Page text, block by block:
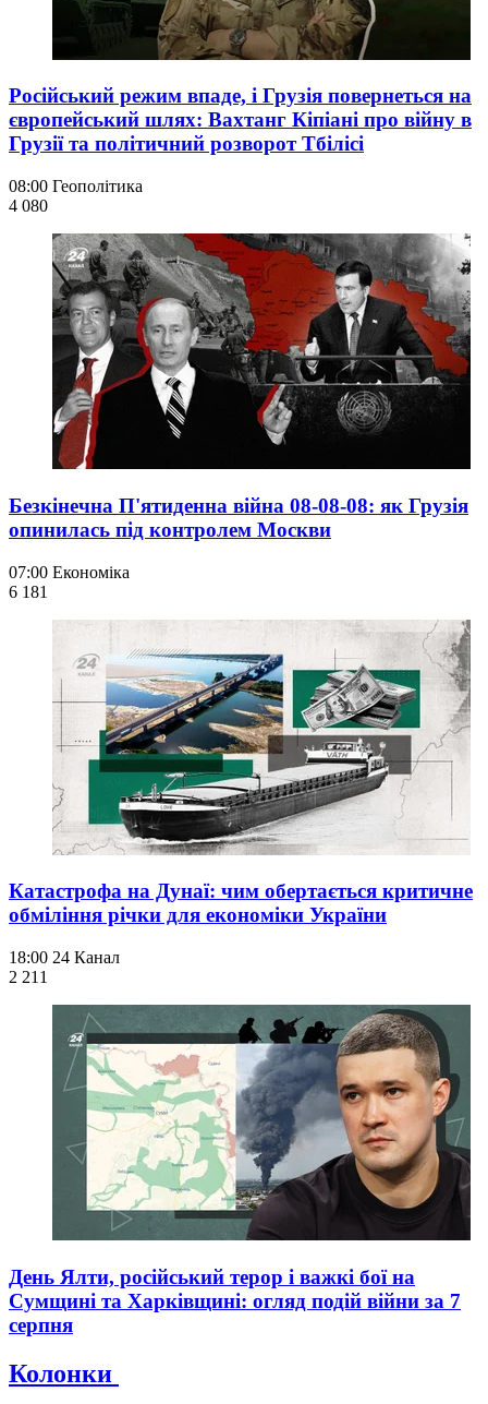
Російський режим впаде, і Грузія повернеться на
європейський шлях: Вахтанг Кіпіані про війну в
Грузії та політичний розворот Тбілісі
08:00 Геополітика
4 080
Безкінечна П'ятиденна війна 08-08-08: як Грузія
опинилась під контролем Москви
07:00 Економіка
6 181
Катастрофа на Дунаї: чим обертається критичне
обміління річки для економіки України
18:00 24 Канал
2 211
День Ялти, російський терор і важкі бої на
Сумщині та Харківщині: огляд подій війни за 7
серпня
Колонки